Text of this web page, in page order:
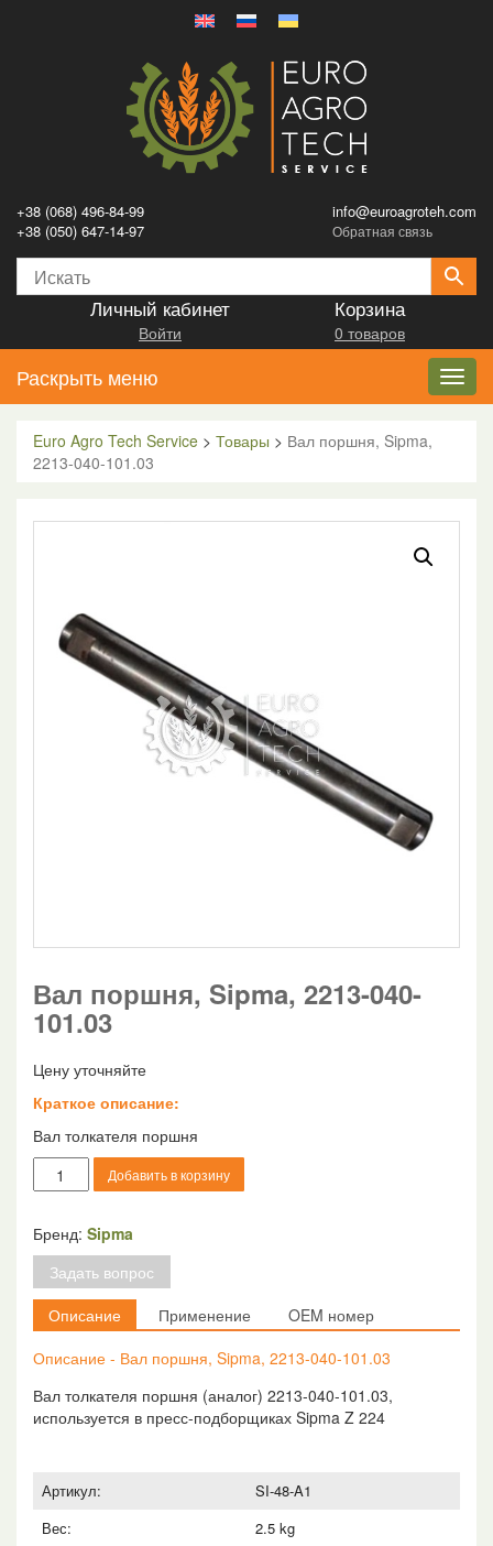
+38 (068) 496-84-99
+38 (050) 647-14-97
info@euroagroteh.com
Обратная связь
Личный кабинет
Войти
Корзина
0 товаров
Раскрыть меню
Euro Agro Tech Service > Товары > Вал поршня, Sipma,
2213-040-101.03
Вал поршня, Sipma, 2213-040-
101.03
Цену уточняйте
Краткое описание:
Вал толкателя поршня
Количество
товара
поршня,
Sipma,
2213-
040-
101.03
Добавить в корзину
Бренд: Sipma
Задать вопрос
Описание
Применение
OEM номер
Описание - Вал поршня, Sipma, 2213-040-101.03
Вал толкателя поршня (аналог) 2213-040-101.03,
используется в пресс-подборщиках Sipma Z 224
Артикул:
SI-48-A1
Вес:
2.5 kg